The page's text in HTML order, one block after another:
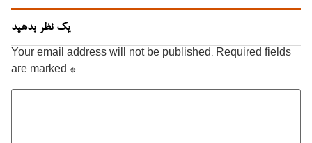
یک نظر بدهید
Your email address will not be published. Required fields
are marked *